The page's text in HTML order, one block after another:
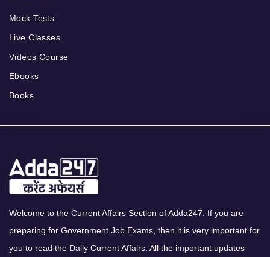
Mock Tests
Live Classes
Videos Course
Ebooks
Books
Welcome to the Current Affairs Section of Adda247. If you are
preparing for Government Job Exams, then it is very important for
you to read the Daily Current Affairs. All the important updates